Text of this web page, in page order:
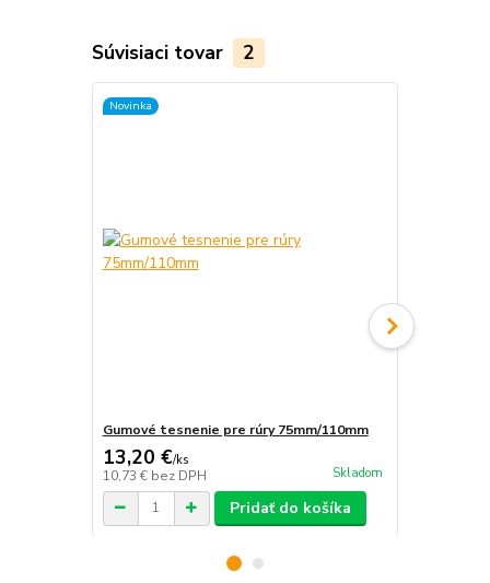
Súvisiaci tovar 2
Novinka
Gumové tesnenie pre rúry 75mm/110mm
13,20 €/ks
10,73 € bez DPH Skladom
Pridať do košíka